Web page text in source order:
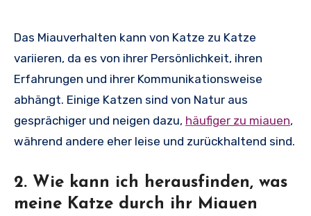
Das Miauverhalten kann von Katze zu Katze
variieren, da es von ihrer Persönlichkeit, ihren
Erfahrungen und ihrer Kommunikationsweise
abhängt. Einige Katzen sind von Natur aus
gesprächiger und neigen dazu, häufiger zu miauen,
während andere eher leise und zurückhaltend sind.
2. Wie kann ich herausfinden, was
meine Katze durch ihr Miauen